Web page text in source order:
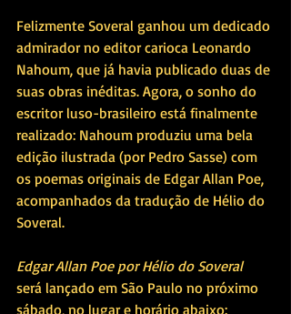
Felizmente Soveral ganhou um dedicado
admirador no editor carioca Leonardo
Nahoum, que já havia publicado duas de
suas obras inéditas. Agora, o sonho do
escritor luso-brasileiro está finalmente
realizado: Nahoum produziu uma bela
edição ilustrada (por Pedro Sasse) com
os poemas originais de Edgar Allan Poe,
acompanhados da tradução de Hélio do
Soveral.
Edgar Allan Poe por Hélio do Soveral
será lançado em São Paulo no próximo
sábado, no lugar e horário abaixo: